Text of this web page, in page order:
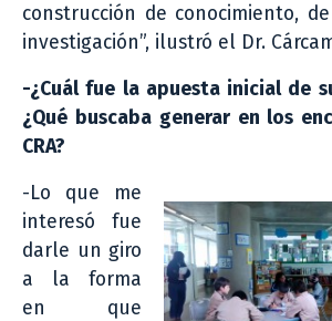
construcción de conocimiento,
investigación”, ilustró el Dr.
-¿Cuál fue la apuesta inicial de
¿Qué buscaba generar en los
CRA?
-Lo que me
interesó fue
darle un giro
a la forma
en que